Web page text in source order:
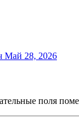
Май 28, 2026
поля